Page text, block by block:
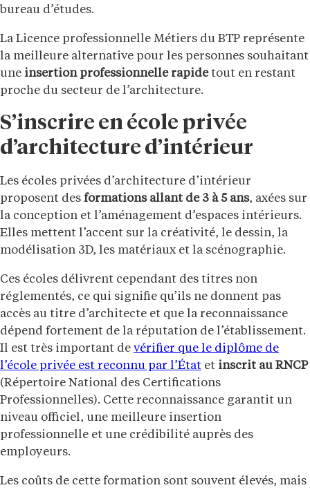
bureau d’études.
La Licence professionnelle Métiers du BTP représente
la meilleure alternative pour les personnes souhaitant
une insertion professionnelle rapidetout en restant
proche du secteur de l’architecture.
S’inscrire en école privée
d’architecture d’intérieur
Les écoles privées d’architecture d’intérieur
proposent des formations allant de 3 à 5 ans, axées sur
la conception et l’aménagement d’espaces intérieurs.
Elles mettent l’accent sur la créativité, le dessin, la
modélisation 3D, les matériaux et la scénographie.
Ces écoles délivrent cependant des titres non
réglementés, ce qui signifie qu’ils ne donnent pas
accès au titre d’architecte et que la reconnaissance
dépend fortement de la réputation de l’établissement.
Il est très important de vérifier que le diplôme de
l’école privée est reconnu par l’État et inscrit au RNCP
(Répertoire National des Certifications
Professionnelles). Cette reconnaissance garantit un
niveau officiel, une meilleure insertion
professionnelle et une crédibilité auprès des
employeurs.
Les coûts de cette formation sont souvent élevés, mais